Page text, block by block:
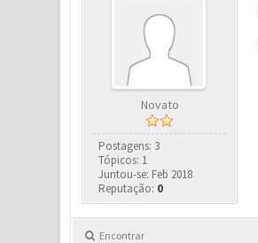
Novato
Postagens: 3
Tópicos: 1
Juntou-se: Feb 2018
Reputação: 0
Encontrar